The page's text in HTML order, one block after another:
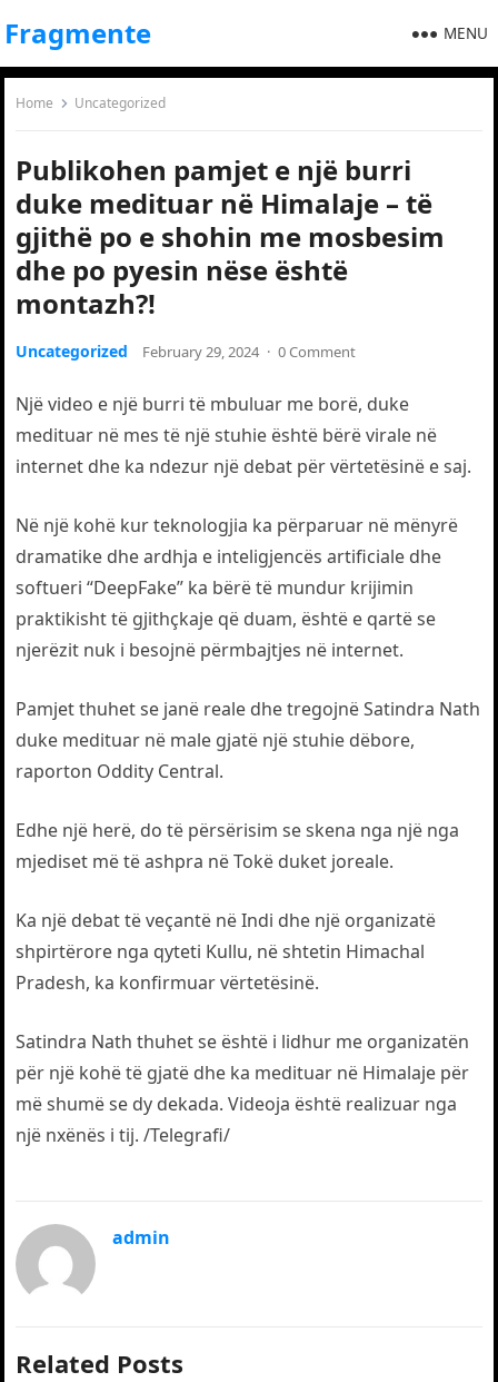
Fragmente MENU
Home Uncategorized
Publikohen pamjet e një burri
duke medituar në Himalaje – të
gjithë po e shohin me mosbesim
dhe po pyesin nëse është
montazh?!
Uncategorized February 29, 2024 · 0 Comment
Një video e një burri të mbuluar me borë, duke
medituar në mes të një stuhie është bërë virale në
internet dhe ka ndezur një debat për vërtetësinë e saj.
Në një kohë kur teknologjia ka përparuar në mënyrë
dramatike dhe ardhja e inteligjencës artificiale dhe
softueri “DeepFake” ka bërë të mundur krijimin
praktikisht të gjithçkaje që duam, është e qartë se
njerëzit nuk i besojnë përmbajtjes në internet.
Pamjet thuhet se janë reale dhe tregojnë Satindra Nath
duke medituar në male gjatë një stuhie dëbore,
raporton Oddity Central.
Edhe një herë, do të përsërisim se skena nga një nga
mjediset më të ashpra në Tokë duket joreale.
Ka një debat të veçantë në Indi dhe një organizatë
shpirtërore nga qyteti Kullu, në shtetin Himachal
Pradesh, ka konfirmuar vërtetësinë.
Satindra Nath thuhet se është i lidhur me organizatën
për një kohë të gjatë dhe ka medituar në Himalaje për
më shumë se dy dekada. Videoja është realizuar nga
një nxënës i tij. /Telegrafi/
admin
Related Posts